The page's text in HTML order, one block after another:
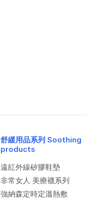
舒緩用品系列 Soothing
products
遠紅外線矽膠鞋墊
非常女人 美療襪系列
強納森定時定溫熱敷